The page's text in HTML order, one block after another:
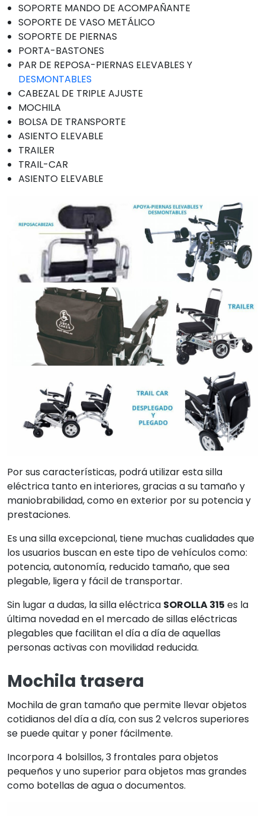
SOPORTE MANDO DE ACOMPAÑANTE
SOPORTE DE VASO METÁLICO
SOPORTE DE PIERNAS
PORTA-BASTONES
PAR DE REPOSA-PIERNAS ELEVABLES Y
DESMONTABLES
CABEZAL DE TRIPLE AJUSTE
MOCHILA
BOLSA DE TRANSPORTE
ASIENTO ELEVABLE
TRAILER
TRAIL-CAR
ASIENTO ELEVABLE
Por sus características, podrá utilizar esta silla
eléctrica tanto en interiores, gracias a su tamaño y
maniobrabilidad, como en exterior por su potencia y
prestaciones.
Es una silla excepcional, tiene muchas cualidades que
los usuarios buscan en este tipo de vehículos como:
potencia, autonomía, reducido tamaño, que sea
plegable, ligera y fácil de transportar.
Sin lugar a dudas, la silla eléctrica SOROLLA 315 es la
última novedad en el mercado de sillas eléctricas
plegables que facilitan el día a día de aquellas
personas activas con movilidad reducida.
Mochila trasera
Mochila de gran tamaño que permite llevar objetos
cotidianos del día a día, con sus 2 velcros superiores
se puede quitar y poner fácilmente.
Incorpora 4 bolsillos, 3 frontales para objetos
pequeños y uno superior para objetos mas grandes
como botellas de agua o documentos.